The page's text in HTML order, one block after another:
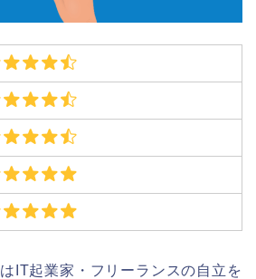
はIT起業家・フリーランスの自立を